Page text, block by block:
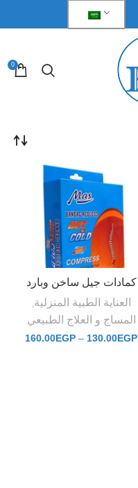
0
كمادات جيل ساخن وبارد
العناية الطبية المنزلية,
المساج و العلاج الطبيعي
130.00EGP
–
160.00EGP